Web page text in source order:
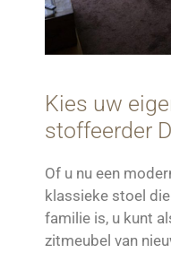
Kies uw
stoffeerder
Of u nu een
klassieke stoel
familie is, u kunt
zitmeubel van